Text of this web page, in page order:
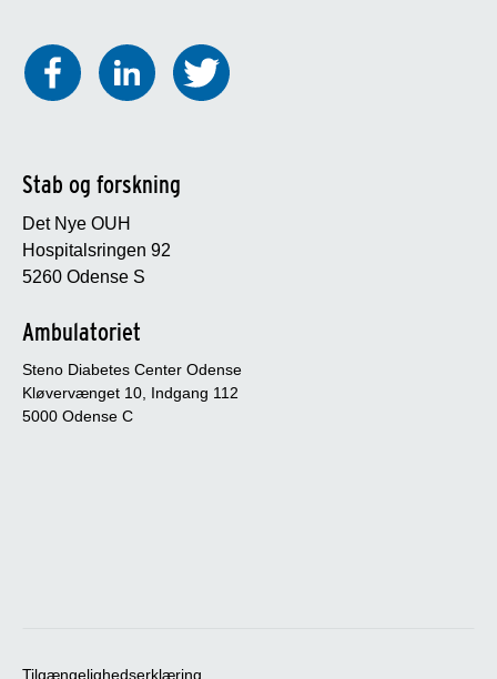
Stab og forskning
Det Nye OUH
Hospitalsringen 92
5260 Odense S
Ambulatoriet
Steno Diabetes Center Odense
Kløvervænget 10, Indgang 112
5000 Odense C
Tilgængelighedserklæring